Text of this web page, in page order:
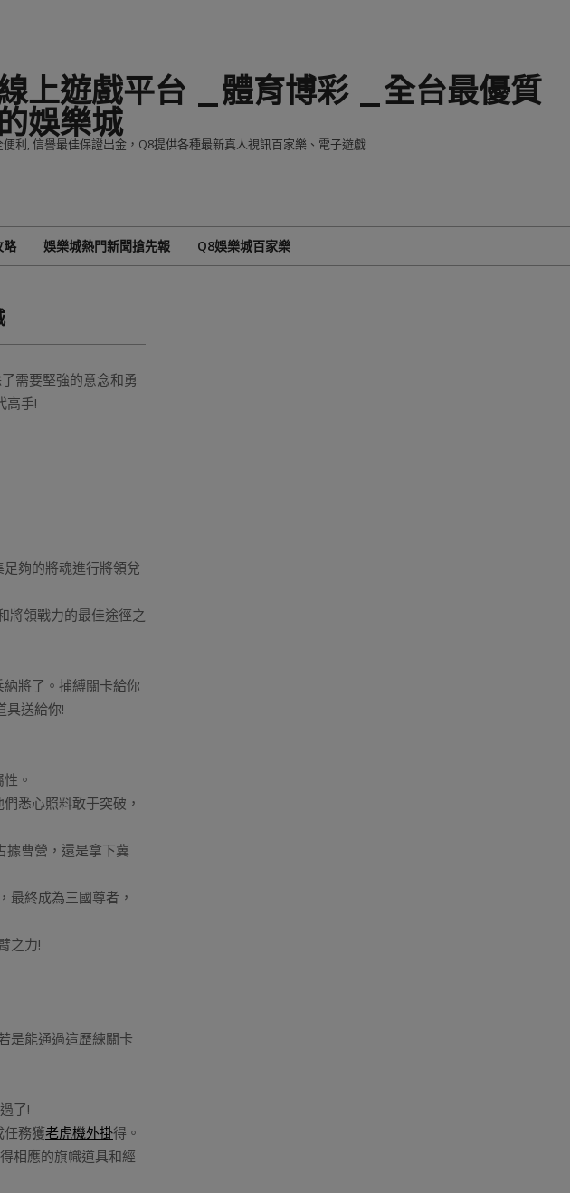
上遊戲平台 _體育博彩 _全台最優質
的娛樂城
利, 信譽最佳保證出金，Q8提供各種最新真人視訊百家樂、電子遊戲
略 娛樂城熱門新聞搶先報 Q8娛樂城百家樂
需要堅強的意念和勇
高手!
夠的將魂進行將領兌
將領戰力的最佳途徑之
將了。捕縛關卡給你
具送給你!
。
悉心照料敢于突破，
據曹營，還是拿下冀
最終成為三國尊者，
之力!
是能通過這歷練關卡
了!
任務獲老虎機外掛得。
相應的旗幟道具和經